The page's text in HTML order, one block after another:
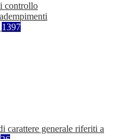
controllo
1397
carattere generale riferiti a